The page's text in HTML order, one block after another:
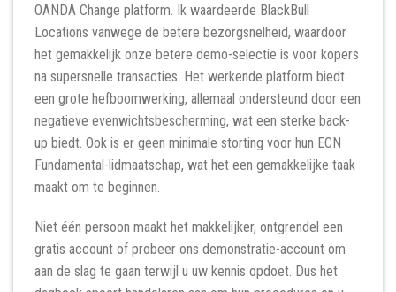
OANDA Change platform. Ik waardeerde BlackBull
Locations vanwege de betere bezorgsnelheid, waardoor
het gemakkelijk onze betere demo-selectie is voor kopers
na supersnelle transacties. Het werkende platform biedt
een grote hefboomwerking, allemaal ondersteund door een
negatieve evenwichtsbescherming, wat een sterke back-
up biedt. Ook is er geen minimale storting voor hun ECN
Fundamental-lidmaatschap, wat het een gemakkelijke taak
maakt om te beginnen.
Niet één persoon maakt het makkelijker, ontgrendel een
gratis account of probeer ons demonstratie-account om
aan de slag te gaan terwijl u uw kennis opdoet. Dus het